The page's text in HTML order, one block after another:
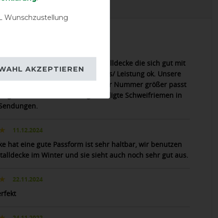
Idee für eine Unterdecke/Stalldecke die sich gut mit
kombinieren lässt. Preis/ Leistung ok. Unsere
Rückenlänge war zu klein, in einer Nummer größer passt
gut. Leider fehlte der angekündigte Schweifriemen in
11.12.2024
hat eine gute Passform ist sehr haltbar, wir benutzen
im Winter und sie sieht auch noch sehr gut aus.
22.11.2024
Wunschzustellung
AKZEPTIEREN